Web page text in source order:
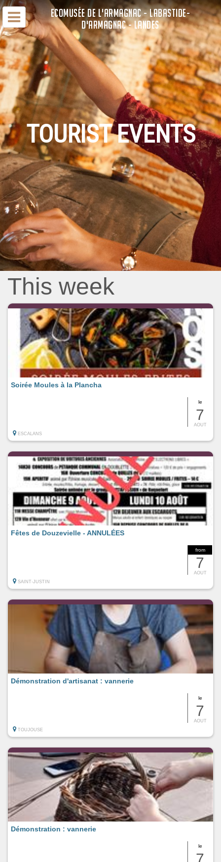
ECOMUSÉE DE L'ARMAGNAC - LABASTIDE-
D'ARMAGNAC - LANDES
TOURIST EVENTS
This week
le
7
AOUT
Soirée Moules à la Plancha
ESCALANS
from
7
AOUT
Fêtes de Douzevielle - ANNULÉES
SAINT-JUSTIN
le
7
AOUT
Démonstration d'artisanat : vannerie
TOUJOUSE
le
7
Démonstration : vannerie